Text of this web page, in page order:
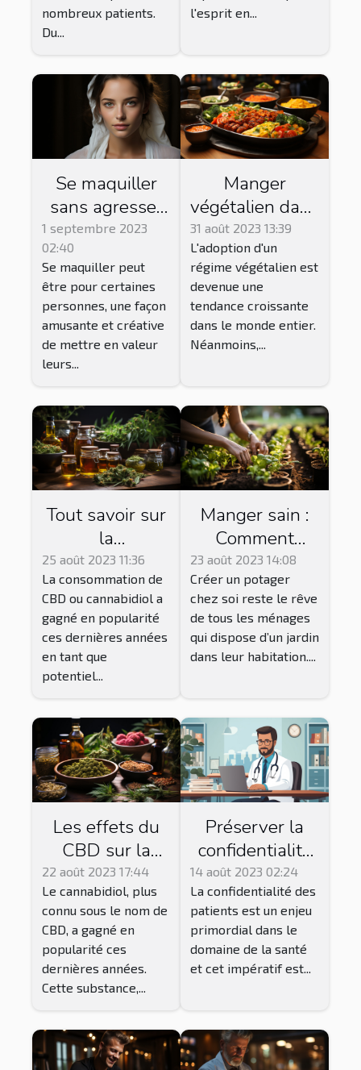
nombreux patients.
Du...
l'esprit en...
Se maquiller
sans agresser
ou abîmer la
peau du visage
: procédé et
conseils
1 septembre 2023
02:40
Se maquiller peut
être pour certaines
personnes, une façon
amusante et créative
de mettre en valeur
leurs...
Manger
végétalien dans
les restaurants
traditionnels:
est-ce
possible?
31 août 2023 13:39
L'adoption d'un
régime végétalien est
devenue une
tendance croissante
dans le monde entier.
Néanmoins,...
Tout savoir sur
la
consommation
du CBD
25 août 2023 11:36
La consommation de
CBD ou cannabidiol a
gagné en popularité
ces dernières années
en tant que
potentiel...
Manger sain :
Comment
réussir le
jardinage
Vegan pour
une récolte
abondante ?
23 août 2023 14:08
Créer un potager
chez soi reste le rêve
de tous les ménages
qui dispose d’un jardin
dans leur habitation....
Les effets du
CBD sur la
santé : ce que
dit la science
22 août 2023 17:44
Le cannabidiol, plus
connu sous le nom de
CBD, a gagné en
popularité ces
dernières années.
Cette substance,...
Préserver la
confidentialité
des patients
dans un
système de
télésecrétariat
14 août 2023 02:24
La confidentialité des
patients est un enjeu
primordial dans le
domaine de la santé
et cet impératif est...